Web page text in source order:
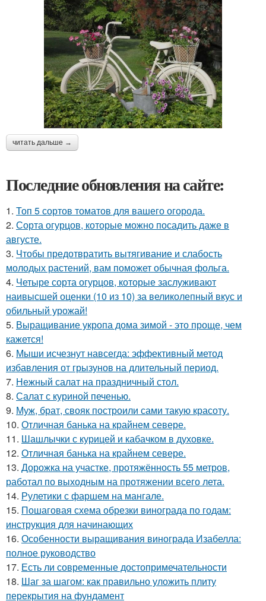
читать дальше →
Последние обновления на сайте:
1. Топ 5 сортов томатов для вашего огорода.
2. Сорта огурцов, которые можно посадить даже в
августе.
3. Чтобы предотвратить вытягивание и слабость
молодых растений, вам поможет обычная фольга.
4. Четыре сорта огурцов, которые заслуживают
наивысшей оценки (10 из 10) за великолепный вкус и
обильный урожай!
5. Выращивание укропа дома зимой - это проще, чем
кажется!
6. Мыши исчезнут навсегда: эффективный метод
избавления от грызунов на длительный период.
7. Нежный салат на праздничный стол.
8. Салат с куриной печенью.
9. Муж, брат, свояк построили сами такую красоту.
10. Отличная банька на крайнем севере.
11. Шашлычки с курицей и кабачком в духовке.
12. Отличная банька на крайнем севере.
13. Дорожка на участке, протяжённость 55 метров,
работал по выходным на протяжении всего лета.
14. Рулетики с фаршем на мангале.
15. Пошаговая схема обрезки винограда по годам:
инструкция для начинающих
16. Особенности выращивания винограда Изабелла:
полное руководство
17. Есть ли современные достопримечательности
18. Шаг за шагом: как правильно уложить плиту
перекрытия на фундамент